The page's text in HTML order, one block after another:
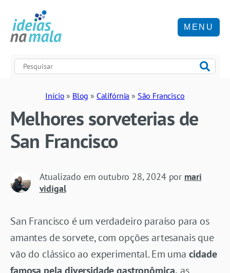
MENU
Início » Blog » Califórnia » São Francisco
Melhores sorveterias de
San Francisco
Atualizado em outubro 28, 2024por mari
vidigal
San Francisco é um verdadeiro paraíso para os
amantes de sorvete, com opções artesanais que
vão do clássico ao experimental. Em uma cidade
famosa pela diversidade gastronômica,as